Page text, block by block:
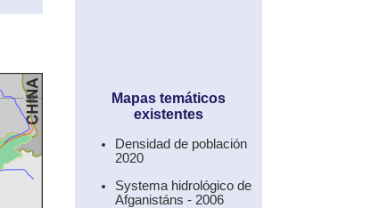
Mapas temáticos
existentes
Densidad de población
2020
Systema hidrológico de
Afganistáns - 2006